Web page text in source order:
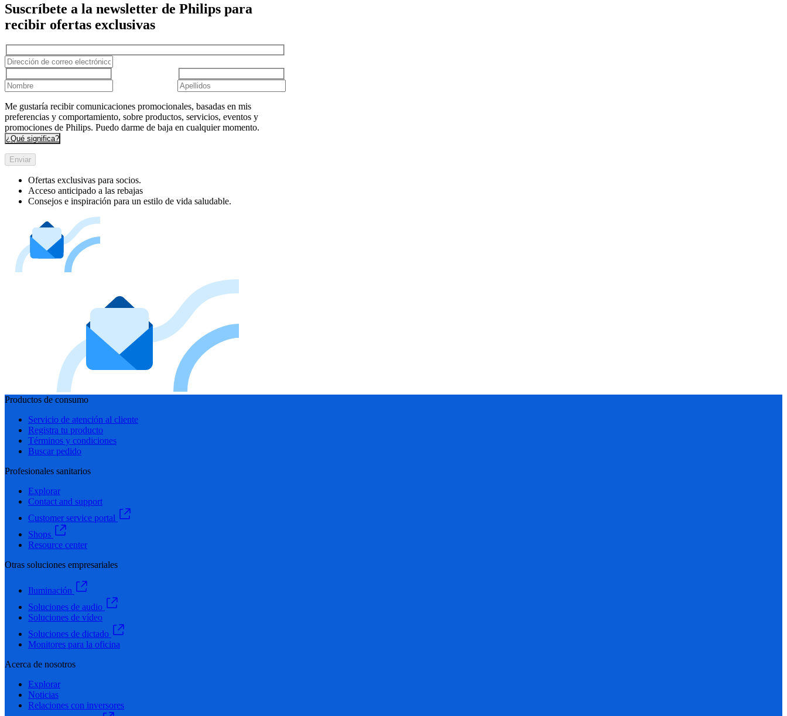
Suscríbete a la newsletter de Philips para
recibir ofertas exclusivas
Me gustaría recibir comunicaciones promocionales, basadas en mis
preferencias y comportamiento, sobre productos, servicios, eventos y
promociones de Philips. Puedo darme de baja en cualquier momento.
¿Qué significa?
Enviar
Ofertas exclusivas para socios.
Acceso anticipado a las rebajas
Consejos e inspiración para un estilo de vida saludable.
Productos de consumo
Servicio de atención al cliente
Registra tu producto
Términos y condiciones
Buscar pedido
Profesionales sanitarios
Explorar
Contact and support
Customer service portal
Shops
Resource center
Otras soluciones empresariales
Iluminación
Soluciones de audio
Soluciones de vídeo
Soluciones de dictado
Monitores para la oficina
Acerca de nosotros
Explorar
Noticias
Relaciones con inversores